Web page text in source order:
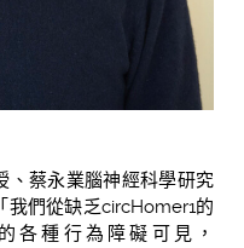
、蔡永業腦神經科學研究
我們從缺乏circHomer1的
各種行為障礙可見，